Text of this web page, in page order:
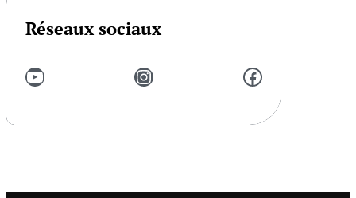
Réseaux sociaux
YouTube Instagram Facebook